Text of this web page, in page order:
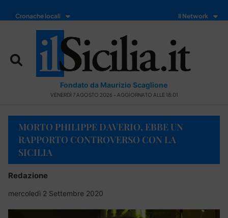
Cronache locali Il Network
Fondato da Maurizio Scaglione
VENERDÌ 7 AGOSTO 2026 - AGGIORNATO ALLE 18:01
MORTO PHILIPPE DAVERIO, EBBE UN
RAPPORTO CONTROVERSO CON LA
SICILIA
Redazione
mercoledì 2 Settembre 2020